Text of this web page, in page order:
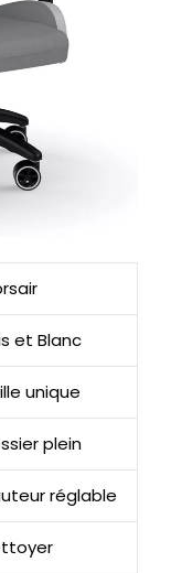
et Blanc
unique
plein
réglable